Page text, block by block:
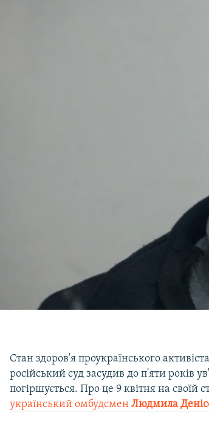
Стан здоров'я проукраїнського
російський суд засудив до п'яти років
погіршується. Про це 9 квітня на своїй
український омбудсменЛюдмила